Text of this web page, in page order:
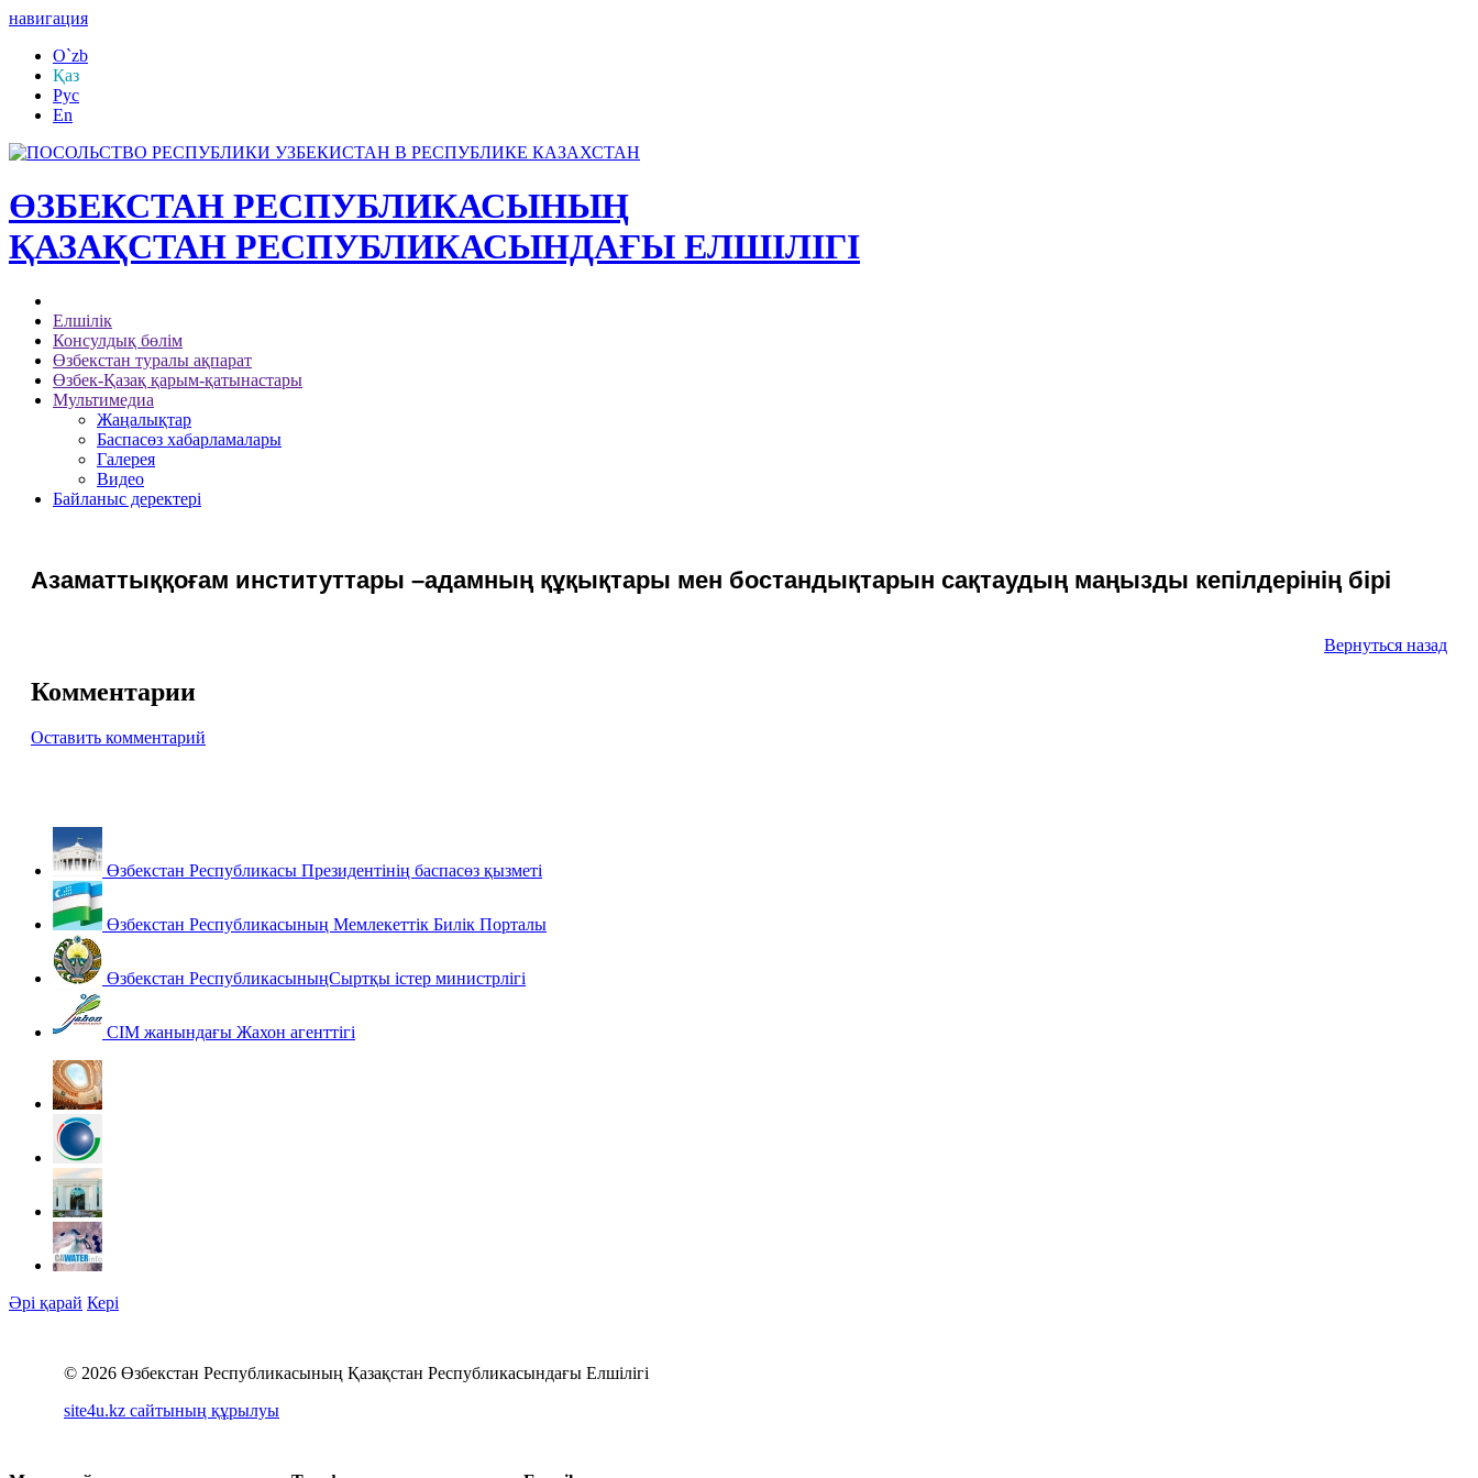
навигация
O`zb
Қаз
Рус
En
ӨЗБЕКСТАН РЕСПУБЛИКАСЫНЫҢ
ҚАЗАҚСТАН РЕСПУБЛИКАСЫНДАҒЫ ЕЛШІЛІГІ
Елшілік
Консулдық бөлім
Өзбекстан туралы ақпарат
Өзбек-Қазақ қарым-қатынастары
Мультимедиа
Жаңалықтар
Баспасөз хабарламалары
Галерея
Видео
Байланыс деректері
Азаматтыққоғам институттары –адамның құқықтары мен бостандықтарын сақтаудың маңызды кепілдерінің бірі
Вернуться назад
Комментарии
Оставить комментарий
Өзбекстан Республикасы Президентінің баспасөз қызметі
Өзбекстан Республикасының Мемлекеттік Билік Порталы
Өзбекстан РеспубликасыныңСыртқы істер министрлігі
СІМ жанындағы Жахон агенттігі
Әрі қарай Кері
© 2026 Өзбекстан Республикасының Қазақстан Республикасындағы Елшілігі
site4u.kz сайтының құрылуы